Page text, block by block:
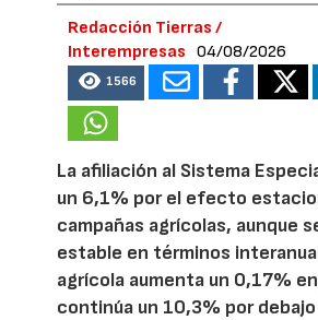
Redacción Tierras /
Interempresas
04/08/2026
1566
La afiliación al Sistema
un 6,1% por el efecto
campañas agrícolas, aunque
estable en términos
agrícola aumenta un 0,17%
continúa un 10,3% por